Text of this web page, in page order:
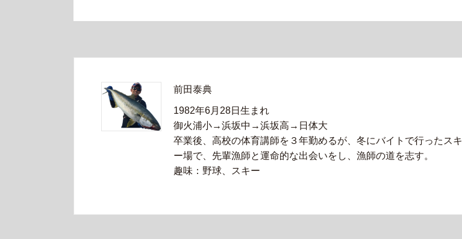
前田泰典
1982年6月28日生まれ
御火浦小→浜坂中→浜坂高→日体大
卒業後、高校の体育講師を３年勤めるが、冬にバイトで行ったスキ
ー場で、先輩漁師と運命的な出会いをし、漁師の道を志す。
趣味：野球、スキー